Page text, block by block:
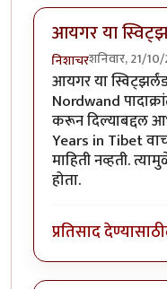
आयगर या
निशाचरशनिवार, 21/
आयगर या
Nordwand
करून दिल्याबद्दल
Years in Tibet
माहिती नव्हती.
होता.
प्रतिसाद देण्यासाठी